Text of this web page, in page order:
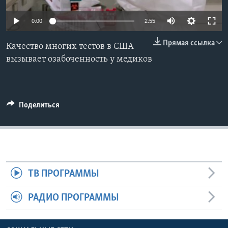
Learning English
СОЦИАЛЬНЫЕ СЕТИ
0:00 2:55
Прямая ссылка
Качество многих тестов в США
вызывает озабоченность у медиков
Поделиться
ТВ ПРОГРАММЫ
РАДИО ПРОГРАММЫ